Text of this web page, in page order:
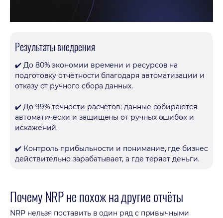
Результаты внедрения
✔️ До 80% экономии времени и ресурсов на
подготовку отчётности благодаря автоматизации и
отказу от ручного сбора данных.
✔️ До 99% точности расчётов: данные собираются
автоматически и защищены от ручных ошибок и
искажений.
✔️ Контроль прибыльности и понимание, где бизнес
действительно зарабатывает, а где теряет деньги.
Почему NRP не похож на другие отчёты
NRP нельзя поставить в один ряд с привычными